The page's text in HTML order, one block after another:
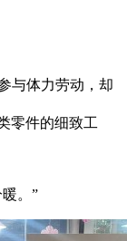
与体力劳动，却
零件的细致工
。”